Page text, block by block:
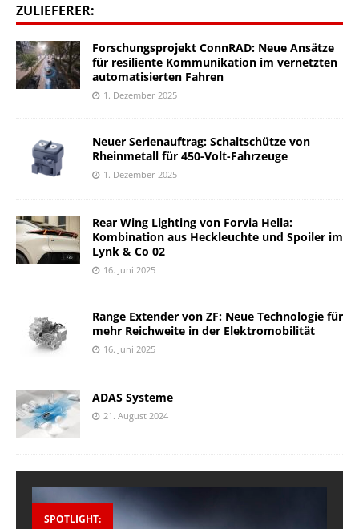
ZULIEFERER:
Forschungsprojekt ConnRAD: Neue Ansätze
für resiliente Kommunikation im vernetzten
automatisierten Fahren
1. Dezember 2025
Neuer Serienauftrag: Schaltschütze von
Rheinmetall für 450-Volt-Fahrzeuge
1. Dezember 2025
Rear Wing Lighting von Forvia Hella:
Kombination aus Heckleuchte und Spoiler im
Lynk & Co 02
16. Juni 2025
Range Extender von ZF: Neue Technologie für
mehr Reichweite in der Elektromobilität
16. Juni 2025
ADAS Systeme
21. August 2024
SPOTLIGHT: